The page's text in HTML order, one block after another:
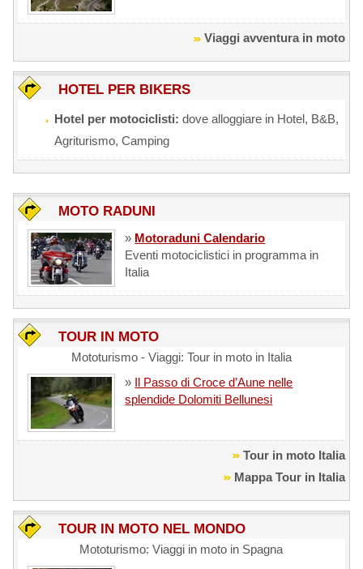
Viaggi avventura in moto
HOTEL PER BIKERS
Hotel per motociclisti: dove alloggiare in Hotel, B&B,
Agriturismo, Camping
MOTO RADUNI
» Motoraduni Calendario
Eventi motociclistici in programma in
Italia
TOUR IN MOTO
Mototurismo - Viaggi: Tour in moto in Italia
» Il Passo di Croce d’Aune nelle
splendide Dolomiti Bellunesi
Tour in moto Italia
Mappa Tour in Italia
TOUR IN MOTO NEL MONDO
Mototurismo: Viaggi in moto in Spagna